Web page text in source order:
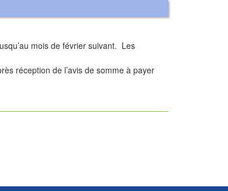
mois de février suivant. Les
réception de l’avis de somme à payer